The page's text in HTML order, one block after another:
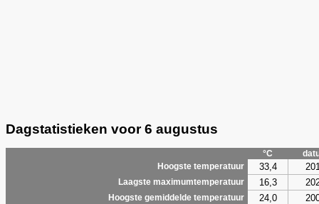
Dagstatistieken voor 6 augustus
°C
Hoogste temperatuur
33,4
Laagste maximumtemperatuur 16,3
Hoogste gemiddelde temperatuur 24,0